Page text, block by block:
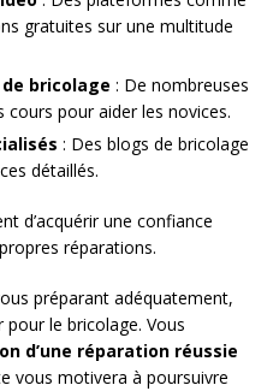
gratuites sur une multitude
bricolage : De nombreuses
pour aider les novices.
: Des blogs de bricolage
détaillés.
d’acquérir une confiance
réparations.
préparant adéquatement,
le bricolage. Vous
d’une réparation réussie
vous motivera à poursuivre